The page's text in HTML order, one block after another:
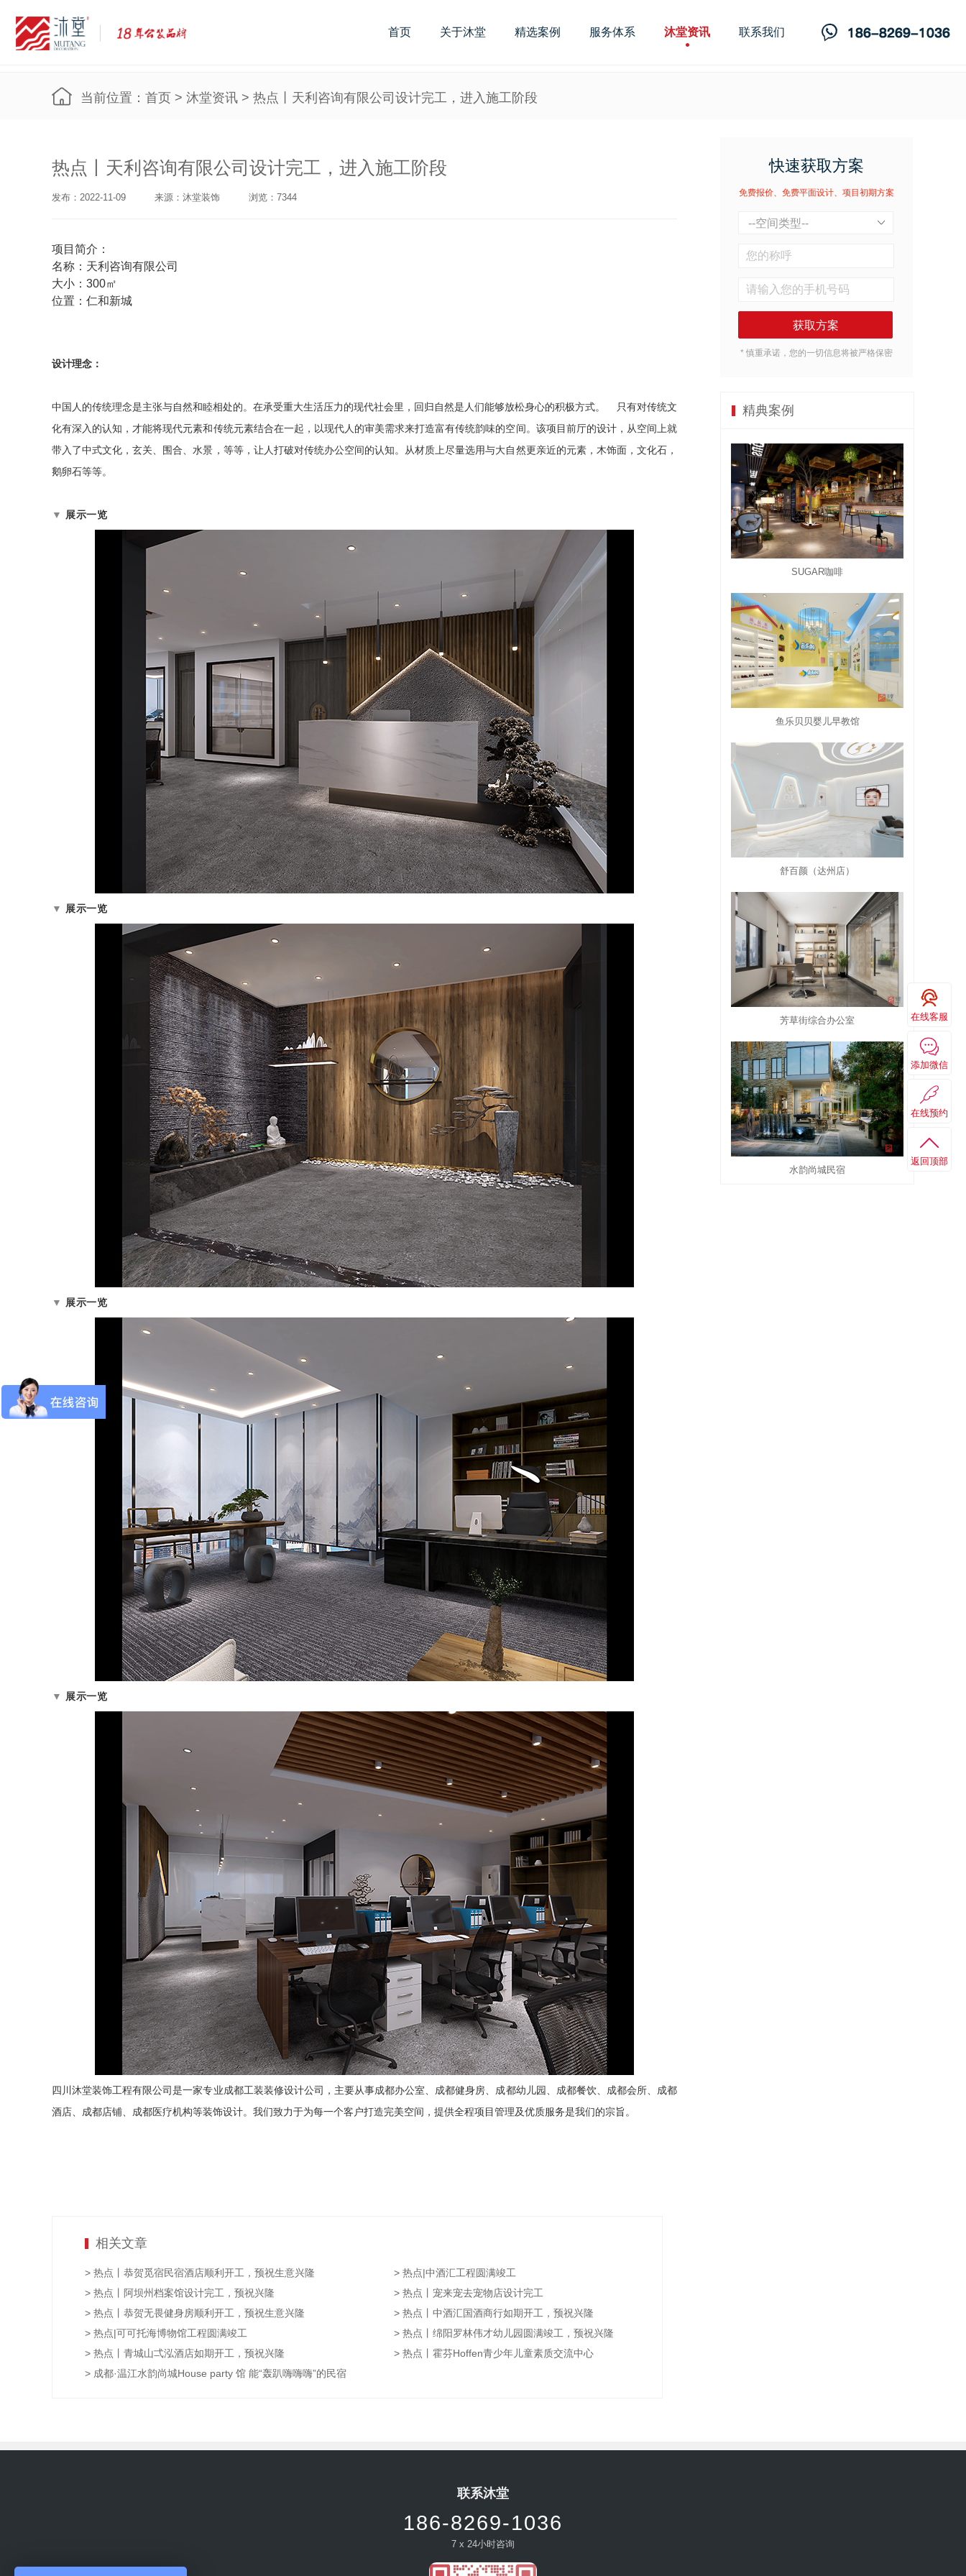
首页 关于沐堂 精选案例 服务体系 沐堂资讯 联系我们
当前位置： 首页 > 沐堂资讯 > 热点丨天利咨询有限公司设计完工，进入施工阶段
热点丨天利咨询有限公司设计完工，进入施工阶段
发布：2022-11-09 来源：沐堂装饰 浏览：7344
项目简介：
名称：天利咨询有限公司
大小：300㎡
位置：仁和新城
设计理念：
中国人的传统理念是主张与自然和睦相处的。在承受重大生活压力的现代社会里，回归自然是人们能够放松身心的积极方式。 只有对传统文
化有深入的认知，才能将现代元素和传统元素结合在一起，以现代人的审美需求来打造富有传统韵味的空间。该项目前厅的设计，从空间上就
带入了中式文化，玄关、围合、水景，等等，让人打破对传统办公空间的认知。从材质上尽量选用与大自然更亲近的元素，木饰面，文化石，
鹅卵石等等。
▼ 展示一览
▼ 展示一览
▼ 展示一览
▼ 展示一览
四川沐堂装饰工程有限公司是一家专业成都工装装修设计公司，主要从事成都办公室、 成都健身房、 成都幼儿园 成都餐饮、 成都会所、 成都
酒店、成都店铺、 成都医疗机构等装饰设计。我们致力于为每一个客户打造完美空间，提供全程项目管理及优质服务是我们的宗旨。
相关文章
> 热点丨恭贺觅宿民宿酒店顺利开工，预祝生意兴隆
> 热点|中酒汇工程圆满竣工
> 热点丨阿坝州档案馆设计完工，预祝兴隆
> 热点丨宠来宠去宠物店设计完工
> 热点丨恭贺无畏健身房顺利开工，预祝生意兴隆
> 热点丨中酒汇国酒商行如期开工，预祝兴隆
> 热点|可可托海博物馆工程圆满竣工
> 热点丨绵阳罗林伟才幼儿园圆满竣工，预祝兴隆
> 热点丨青城山弌泓酒店如期开工，预祝兴隆
> 热点丨霍芬Hoffen青少年儿童素质交流中心
> 成都·温江水韵尚城House party 馆 能“轰趴嗨嗨嗨”的民宿
快速获取方案
免费报价、免费平面设计、项目初期方案
* 慎重承诺，您的一切信息将被严格保密
精典案例
SUGAR咖啡
鱼乐贝贝婴儿早教馆
舒百颜（达州店）
芳草街综合办公室
水韵尚城民宿
联系沐堂
186-8269-1036
7 x 24小时咨询
在线客服
添加微信
在线预约
返回顶部